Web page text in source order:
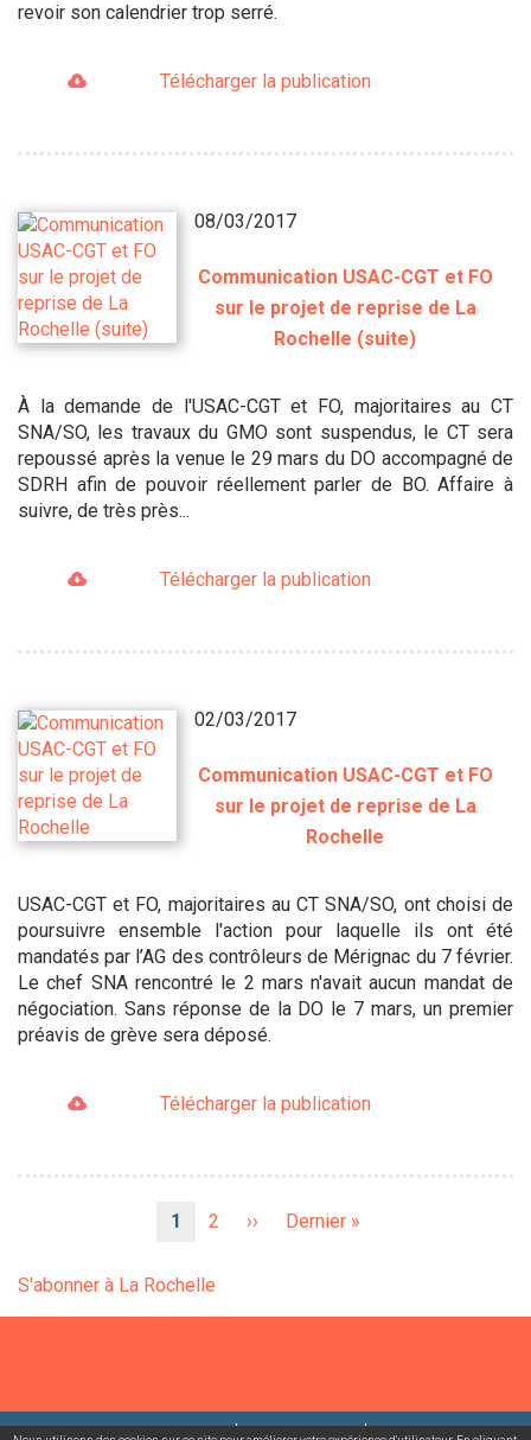
revoir son calendrier trop serré.
Télécharger la publication
08/03/2017
Communication USAC-CGT et FO
sur le projet de reprise de La
Rochelle (suite)
À la demande de l'USAC-CGT et FO, majoritaires au CT
SNA/SO, les travaux du GMO sont suspendus, le CT sera
repoussé après la venue le 29 mars du DO accompagné de
SDRH afin de pouvoir réellement parler de BO. Affaire à
suivre, de très près...
Télécharger la publication
02/03/2017
Communication USAC-CGT et FO
sur le projet de reprise de La
Rochelle
USAC-CGT et FO, majoritaires au CT SNA/SO, ont choisi de
poursuivre ensemble l'action pour laquelle ils ont été
mandatés par l’AG des contrôleurs de Mérignac du 7 février.
Le chef SNA rencontré le 2 mars n'avait aucun mandat de
négociation. Sans réponse de la DO le 7 mars, un premier
préavis de grève sera déposé.
Télécharger la publication
Page
1 Page
2
Page
››
Dernière
Dernier »
S'abonner à La Rochelle